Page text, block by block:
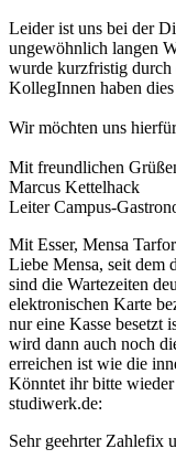
Leider ist uns bei der
ungewöhnlich langen
wurde kurzfristig durch
KollegInnen haben
Wir möchten uns
Mit freundlichen
Marcus Kettelhack
Leiter Campus-
Mit Esser, Mensa
Liebe Mensa, seit dem
sind die Wartezeiten
elektronischen Karte
nur eine Kasse besetzt
wird dann auch noch
erreichen ist wie die
Könntet ihr bitte
studiwerk.de:
Sehr geehrter Zahlefix